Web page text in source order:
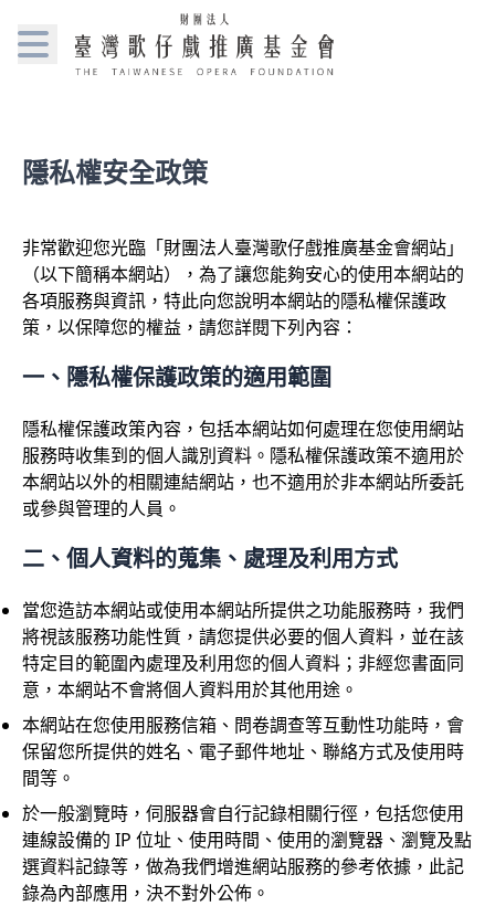
隱私權安全政策
非常歡迎您光臨「財團法人臺灣歌仔戲推廣基金會網站」
（以下簡稱本網站），為了讓您能夠安心的使用本網站的
各項服務與資訊，特此向您說明本網站的隱私權保護政
策，以保障您的權益，請您詳閱下列內容：
一、隱私權保護政策的適用範圍
隱私權保護政策內容，包括本網站如何處理在您使用網站
服務時收集到的個人識別資料。隱私權保護政策不適用於
本網站以外的相關連結網站，也不適用於非本網站所委託
或參與管理的人員。
二、個人資料的蒐集、處理及利用方式
當您造訪本網站或使用本網站所提供之功能服務時，我們
將視該服務功能性質，請您提供必要的個人資料，並在該
特定目的範圍內處理及利用您的個人資料；非經您書面同
意，本網站不會將個人資料用於其他用途。
本網站在您使用服務信箱、問卷調查等互動性功能時，會
保留您所提供的姓名、電子郵件地址、聯絡方式及使用時
間等。
於一般瀏覽時，伺服器會自行記錄相關行徑，包括您使用
連線設備的 IP 位址、使用時間、使用的瀏覽器、瀏覽及點
選資料記錄等，做為我們增進網站服務的參考依據，此記
錄為內部應用，決不對外公佈。